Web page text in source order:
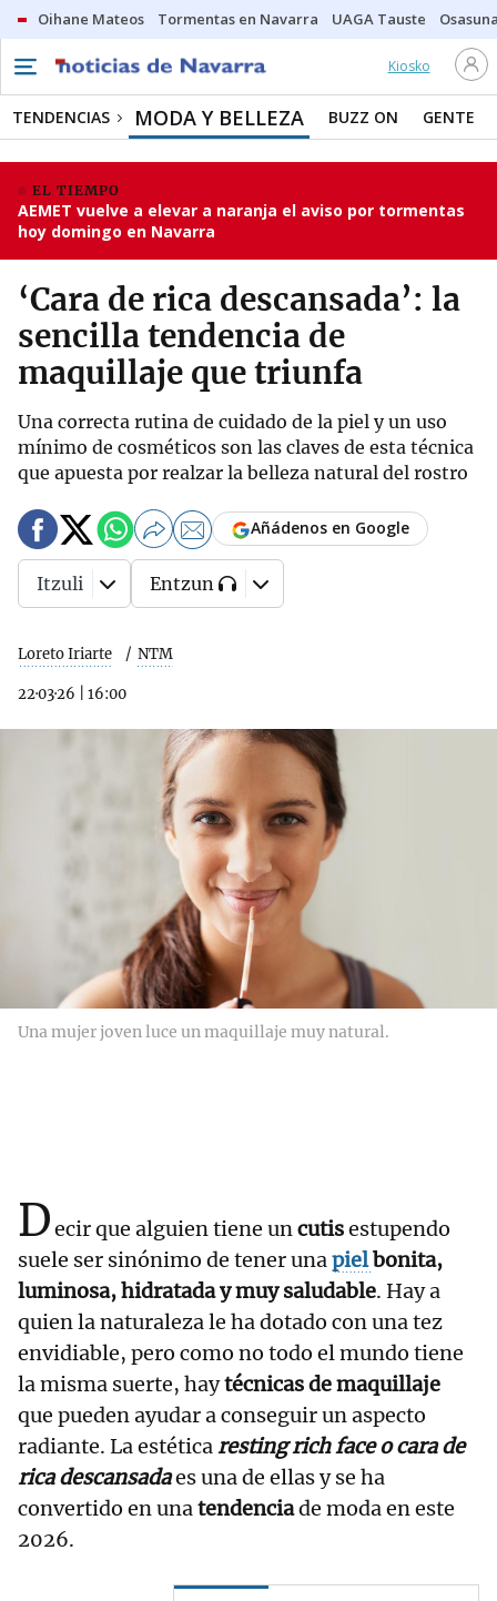
Oihane Mateos Tormentas en Navarra UAGA Tauste
Kiosko
TENDENCIAS MODA Y BELLEZA BUZZ ON GENTE
EL TIEMPO
AEMET vuelve a elevar a naranja el aviso por tormentas
hoy domingo en Navarra
‘Cara de rica descansada’: la
sencilla tendencia de
maquillaje que triunfa
Una correcta rutina de cuidado de la piel y un uso
mínimo de cosméticos son las claves de esta técnica
que apuesta por realzar la belleza natural del rostro
Loreto Iriarte NTM
22·03·26 16:00
Añádenos en Google
Itzuli Entzun
Una mujer joven luce un maquillaje muy natural.
Decir que alguien tiene uncutisestupendo
suele ser sinónimo de tener unapielbonita,
luminosa, hidratada y muy saludable. Hay a
quien la naturaleza le ha dotado con una tez
envidiable, pero como no todo el mundo tiene
la misma suerte, haytécnicas demaquillaje
que pueden ayudar a conseguir un aspecto
radiante. La estéticaresting rich face o cara de
rica descansadaes una de ellas y se ha
convertido en unatendenciade moda en este
2026.